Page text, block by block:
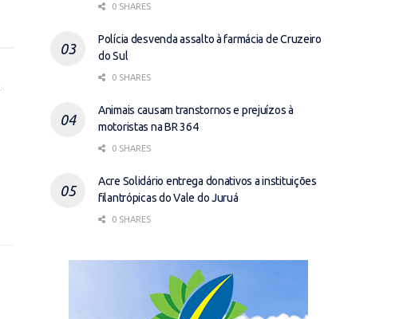
0 SHARES
Polícia desvenda assalto à farmácia de Cruzeiro
do Sul
0 SHARES
Animais causam transtornos e prejuízos à
motoristas na BR 364
0 SHARES
Acre Solidário entrega donativos a instituições
filantrópicas do Vale do Juruá
0 SHARES